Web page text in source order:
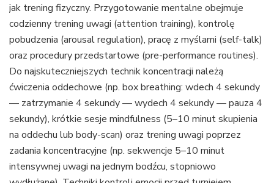
jak trening fizyczny. Przygotowanie mentalne obejmuje
codzienny trening uwagi (attention training), kontrolę
pobudzenia (arousal regulation), pracę z myślami (self-talk)
oraz procedury przedstartowe (pre-performance routines).
Do najskuteczniejszych technik koncentracji należą
ćwiczenia oddechowe (np. box breathing: wdech 4 sekundy
— zatrzymanie 4 sekundy — wydech 4 sekundy — pauza 4
sekundy), krótkie sesje mindfulness (5–10 minut skupienia
na oddechu lub body-scan) oraz trening uwagi poprzez
zadania koncentracyjne (np. sekwencje 5–10 minut
intensywnej uwagi na jednym bodźcu, stopniowo